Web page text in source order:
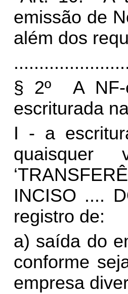
emissão de
além dos
§ 2º A NF-
escriturada
I - a
quaisquer
INCISO ....
registro de:
a) saída do
conforme
empresa